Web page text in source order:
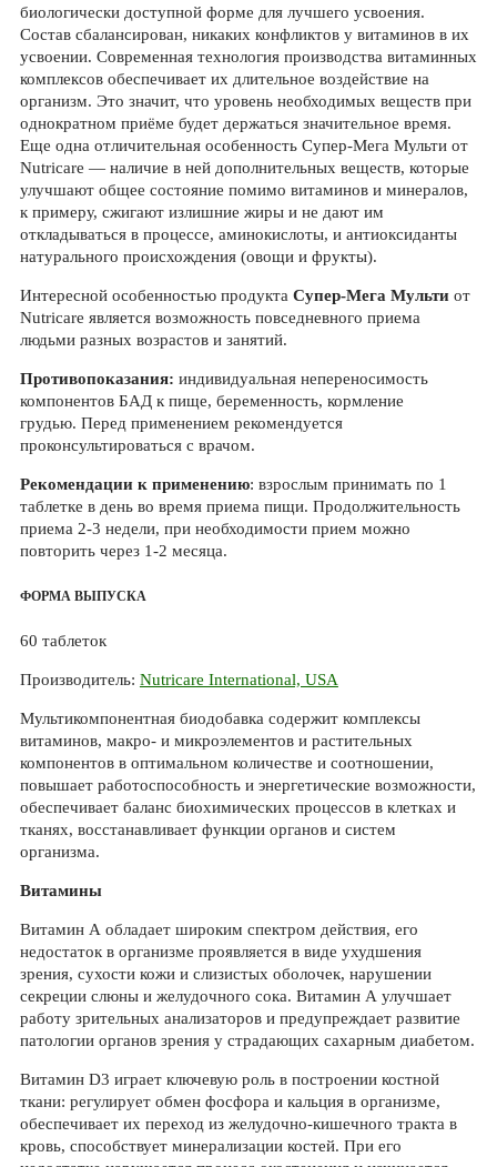
биологически доступной форме для лучшего усвоения.
Состав сбалансирован, никаких конфликтов у витаминов в их
усвоении. Современная технология производства витаминных
комплексов обеспечивает их длительное воздействие на
организм. Это значит, что уровень необходимых веществ при
однократном приёме будет держаться значительное время.
Еще одна отличительная особенность Супер-Мега Мульти от
Nutricare — наличие в ней дополнительных веществ, которые
улучшают общее состояние помимо витаминов и минералов,
к примеру, сжигают излишние жиры и не дают им
откладываться в процессе, аминокислоты, и антиоксиданты
натурального происхождения (овощи и фрукты).
Интересной особенностью продукта Супер-Мега Мультиот
Nutricare является возможность повседневного приема
людьми разных возрастов и занятий.
Противопоказания: индивидуальная непереносимость
компонентов БАД к пище, беременность, кормление
грудью. Перед применением рекомендуется
проконсультироваться с врачом.
Рекомендации к применению: взрослым принимать по 1
таблетке в день во время приема пищи. Продолжительность
приема 2-3 недели, при необходимости прием можно
повторить через 1-2 месяца.
ФОРМА ВЫПУСКА
60 таблеток
Производитель: Nutricare International, USA
Мультикомпонентная биодобавка содержит комплексы
витаминов, макро- и микроэлементов и растительных
компонентов в оптимальном количестве и соотношении,
повышает работоспособность и энергетические возможности,
обеспечивает баланс биохимических процессов в клетках и
тканях, восстанавливает функции органов и систем
организма.
Витамины
Витамин А обладает широким спектром действия, его
недостаток в организме проявляется в виде ухудшения
зрения, сухости кожи и слизистых оболочек, нарушении
секреции слюны и желудочного сока. Витамин А улучшает
работу зрительных анализаторов и предупреждает развитие
патологии органов зрения у страдающих сахарным диабетом.
Витамин D3 играет ключевую роль в построении костной
ткани: регулирует обмен фосфора и кальция в организме,
обеспечивает их переход из желудочно-кишечного тракта в
кровь, способствует минерализации костей. При его